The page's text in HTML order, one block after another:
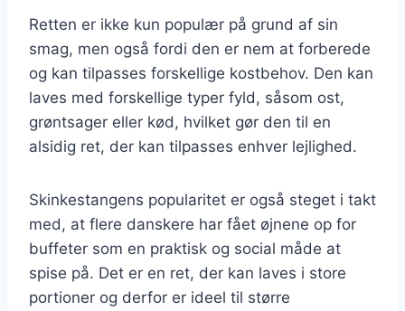
Retten er ikke kun populær på grund af sin
smag, men også fordi den er nem at forberede
og kan tilpasses forskellige kostbehov. Den kan
laves med forskellige typer fyld, såsom ost,
grøntsager eller kød, hvilket gør den til en
alsidig ret, der kan tilpasses enhver lejlighed.
Skinkestangens popularitet er også steget i takt
med, at flere danskere har fået øjnene op for
buffeter som en praktisk og social måde at
spise på. Det er en ret, der kan laves i store
portioner og derfor er ideel til større